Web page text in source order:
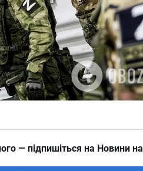
— підпишіться на Новини на